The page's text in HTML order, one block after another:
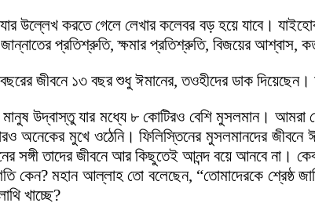
উল্লেখ করতে গেলে লেখার কলেবর বড় হয়ে যাবে।
প্রতিশ্রুতি, ক্ষমার প্রতিশ্রুতি, বিজয়ের আশ্বাস,
জীবনে ১৩ বছর শুধু ঈমানের, তওহীদের ডাক
মানুষ উদ্বাস্তু যার মধ্যে ৮ কোটিরও বেশি মুসলমান।
অনেকের মুখে ওঠেনি। ফিলিস্তিনের মুসলমানদের
সঙ্গী তাদের জীবনে আর কিছুতেই আনন্দ বয়ে আনবে
কেন? মহান আল্লাহ তো বলেছেন, “তোমাদেরকে
খাচ্ছে?